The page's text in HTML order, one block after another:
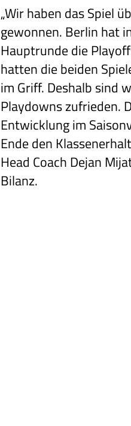
„Wir haben das Spiel
gewonnen. Berlin hat
Hauptrunde die
hatten die beiden
im Griff. Deshalb sind
Playdowns zufrieden.
Entwicklung im
Ende den
Head Coach Dejan
Bilanz.